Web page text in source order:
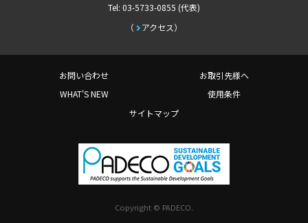
アクセス
Tel: 03-5733-0855 (代表)
お問い合わせ
お取引先様へ
WHAT'S NEW
使用条件
サイトマップ
Copyright © PADECO.